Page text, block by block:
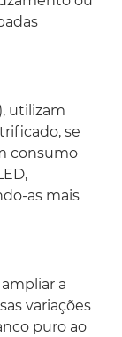
utilizam
se
consumo
as mais
a
variações
puro ao